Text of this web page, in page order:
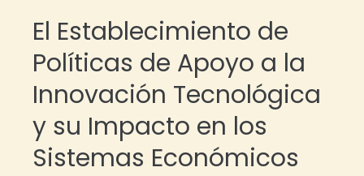
El Establecimiento de
Políticas de Apoyo a la
Innovación Tecnológica
y su Impacto en los
Sistemas Económicos